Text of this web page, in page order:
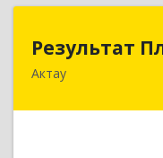
Результат
Актау
Республика